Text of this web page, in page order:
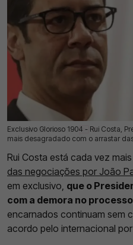
Exclusivo Glorioso 1904 - Rui Costa,
mais desagradado com o arrastar
04 Ago 2026 | 03:00 | 0
Rui Costa está cada vez
das negociações por João
em exclusivo, que o
com a demora no processo
encarnados continuam sem
acordo pelo internacional